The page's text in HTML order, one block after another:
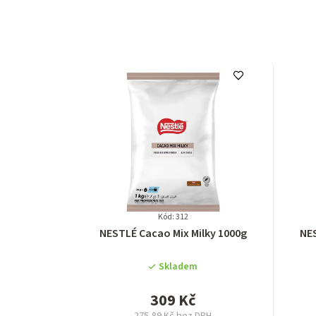
Kód: 312
Průměrné
produktu
5,0
z
NESTLÉ Cacao Mix Milky 1000g
Skladem
309 Kč